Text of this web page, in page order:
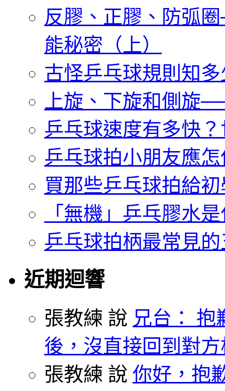
反膠、正膠、防弧
能秘密（上）
古怪乒乓球規則知
上旋、下旋和側旋
乒乓球速度有多快
乒乓球拍小朋友應
買那些乒乓球拍給
「無機」乒乓膠水
乒乓球拍柄最常見
近期迴響
張教練 說 兄台： 抱
後，沒直接回到對
張教練 說 你好，抱